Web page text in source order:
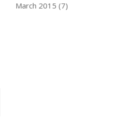
March 2015 (7)